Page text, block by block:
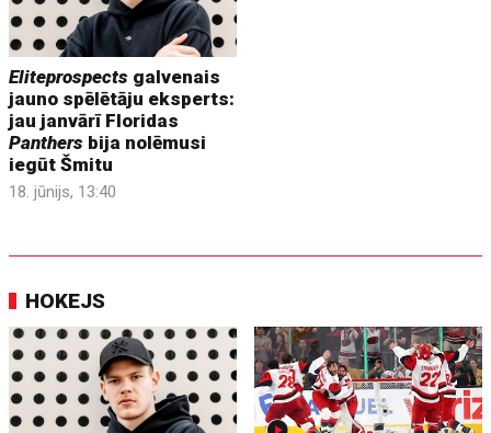
Eliteprospects galvenais
jauno spēlētāju eksperts:
jau janvārī Floridas
Panthers bija nolēmusi
iegūt Šmitu
18. jūnijs, 13:40
HOKEJS